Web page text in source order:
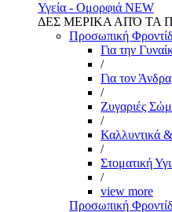
Υγεία - Ομορφιά NEW
ΔΕΣ ΜΕΡΙΚΑ ΑΠΌ ΤΑ
Προσωπική
Για την
/
Για τον Άνδρα
/
Ζυγαριές
/
Καλλυντικά
/
Στοματική
/
view more
Προσωπική